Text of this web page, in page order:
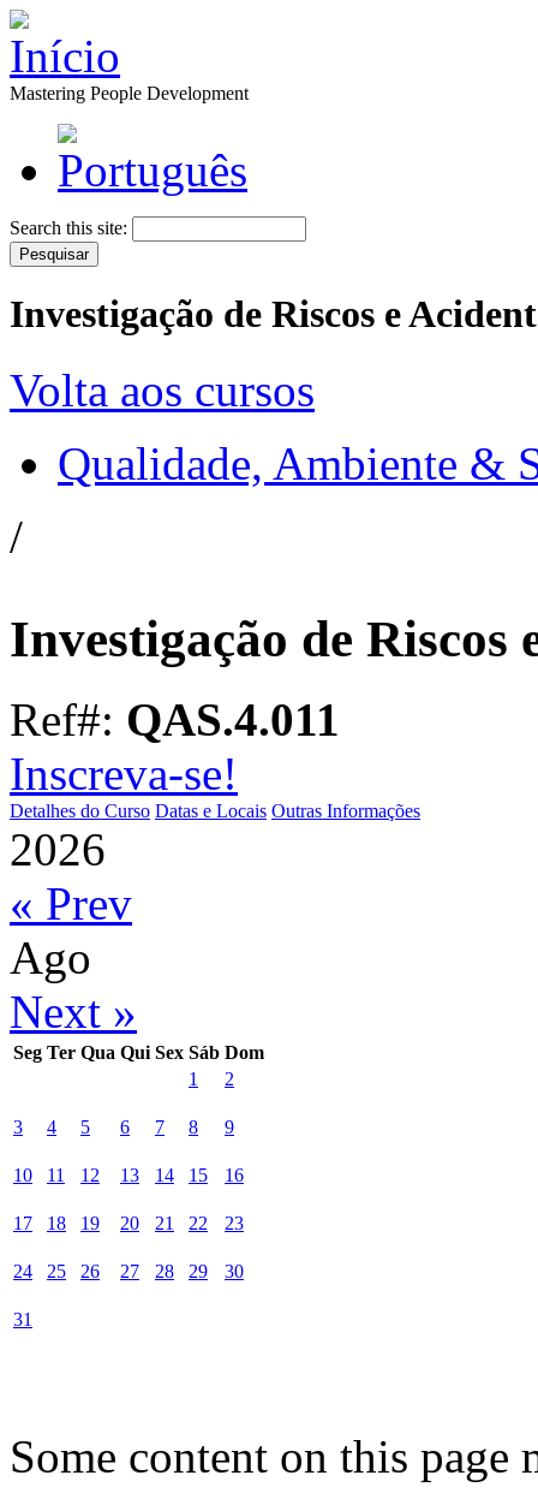
Mastering People Development
Search this site:
Investigação de Riscos e
Volta aos cursos
Qualidade, Ambiente &
/
Investigação de Riscos
Ref#: QAS.4.011
Inscreva-se!
Detalhes do Curso Datas e Locais Outras Informações
2026
« Prev
Ago
Next »
Seg Ter Qua Qui Sex Sáb Dom
1
2
3 4 5 6 7 8 9
10 11 12 13 14 15 16
17 18 19 20 21 22 23
24 25 26 27 28 29 30
31
Some content on this page